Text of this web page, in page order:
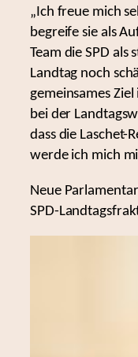
„Ich freue mich
begreife sie als
Team die SPD
Landtag noch
gemeinsames
bei der
dass die Laschet-
werde ich mich
Neue
SPD-